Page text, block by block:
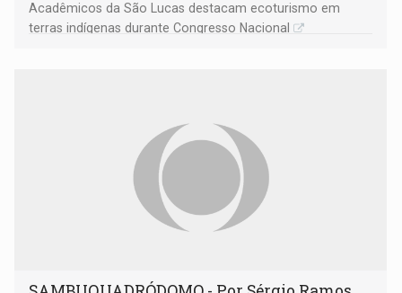
Acadêmicos da São Lucas destacam ecoturismo em
terras indígenas durante Congresso Nacional